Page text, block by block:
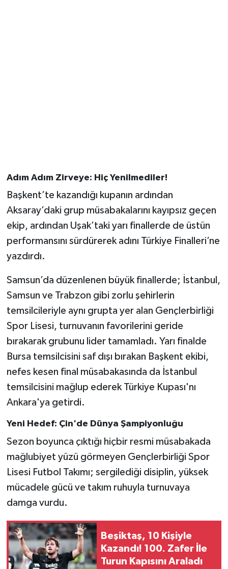
Adım Adım Zirveye: Hiç Yenilmediler!
Başkent’te kazandığı kupanın ardından
Aksaray’daki grup müsabakalarını kayıpsız geçen
ekip, ardından Uşak’taki yarı finallerde de üstün
performansını sürdürerek adını Türkiye Finalleri’ne
yazdırdı.
Samsun’da düzenlenen büyük finallerde; İstanbul,
Samsun ve Trabzon gibi zorlu şehirlerin
temsilcileriyle aynı grupta yer alan Gençlerbirliği
Spor Lisesi, turnuvanın favorilerini geride
bırakarak grubunu lider tamamladı. Yarı finalde
Bursa temsilcisini saf dışı bırakan Başkent ekibi,
nefes kesen final müsabakasında da İstanbul
temsilcisini mağlup ederek Türkiye Kupası'nı
Ankara'ya getirdi.
Yeni Hedef: Çin'de Dünya Şampiyonluğu
Sezon boyunca çıktığı hiçbir resmi müsabakada
mağlubiyet yüzü görmeyen Gençlerbirliği Spor
Lisesi Futbol Takımı; sergilediği disiplin, yüksek
mücadele gücü ve takım ruhuyla turnuvaya
damga vurdu.
Beşiktaş, 10 Kişiyle
Kazandı! 100. Zafer İle
Turun Kapısını Araladı